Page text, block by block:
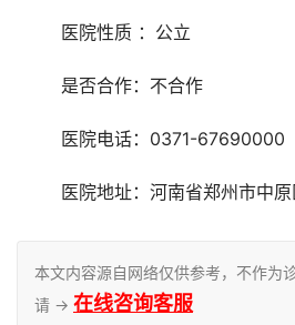
	医院性质 ：公立
	是否合作：不合作
	医院电话：0371-67690000
医院地址：河南省郑州市中
本文内容源自网络仅供参考，不作为
请 → 在线咨询客服